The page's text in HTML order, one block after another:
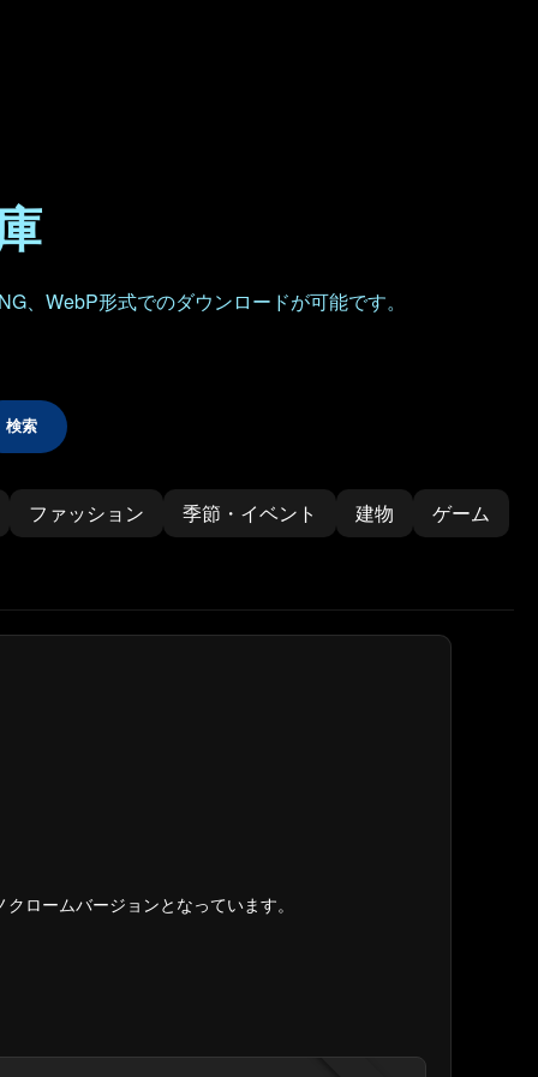
、WebP形式でのダウンロードが可能です。
検索
ファッション 季節・イベント 建物 ゲーム
ロームバージョンとなっています。